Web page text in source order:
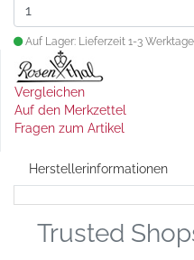
Auf Lager: Lieferzeit 1-3 Werktage
Vergleichen
Auf den Merkzettel
Fragen zum Artikel
Herstellerinformationen
Trusted